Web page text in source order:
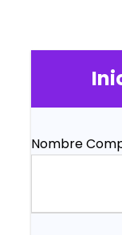
Nombre